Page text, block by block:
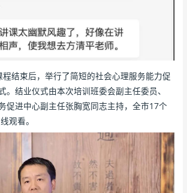
束后，举行了简短的社会心理服务能力促
。结业仪式由本次培训班委会副主任委员、
促进中心副主任张胸宽同志主持，全市17个
观看。